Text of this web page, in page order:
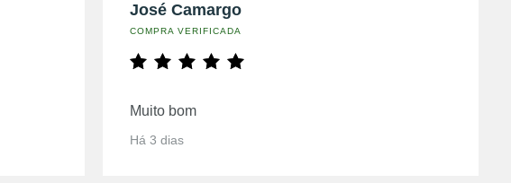
José Camargo
COMPRA VERIFICADA
Muito bom
Há 3 dias